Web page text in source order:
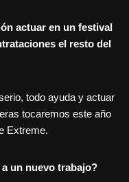
actuar en un festival
el resto del
todo ayuda y actuar
tocaremos este año
Extreme.
un nuevo trabajo?